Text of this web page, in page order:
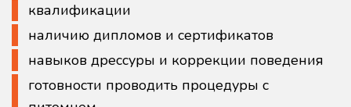
квалификации
наличию дипломов и сертификатов
навыков дрессуры и коррекции поведения
готовности проводить процедуры с